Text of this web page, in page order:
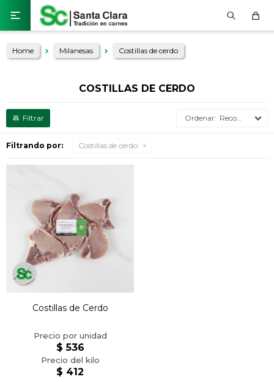

Home Milanesas Costillas de cerdo
COSTILLAS DE CERDO
Recomendados
Filtrando por: Costillas de cerdo
Costillas de Cerdo
$ 412
$ 536